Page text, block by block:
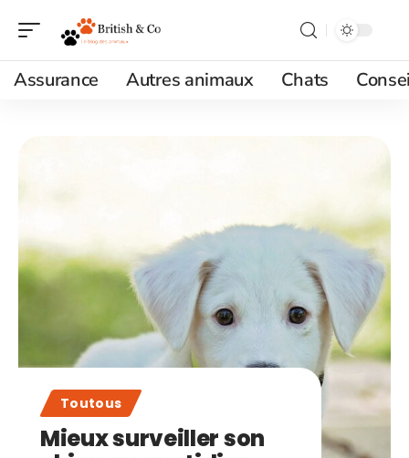
Assurance Autres animaux Chats
Toutous
Mieux surveiller son